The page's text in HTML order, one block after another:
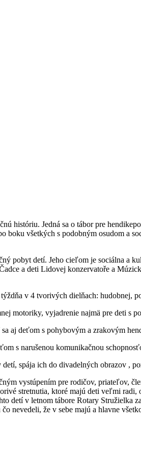
históriu. Jedná sa o tábor pre
boku všetkých s podobným osudom a
pobyt detí. Jeho cieľom je sociálna a
a deti Lidovej konzervatoře a
v 4 tvorivých dielňach: hudobnej,
motoriky, vyjadrenie najmä pre deti s
aj deťom s pohybovým a zrakovým
s narušenou komunikačnou
spája ich do divadelných obrazov ,
vystúpením pre rodičov, priateľov,
stretnutia, ktoré majú deti veľmi radi,
detí v letnom tábore Rotary Stružielka
nevedeli, že v sebe majú a hlavne